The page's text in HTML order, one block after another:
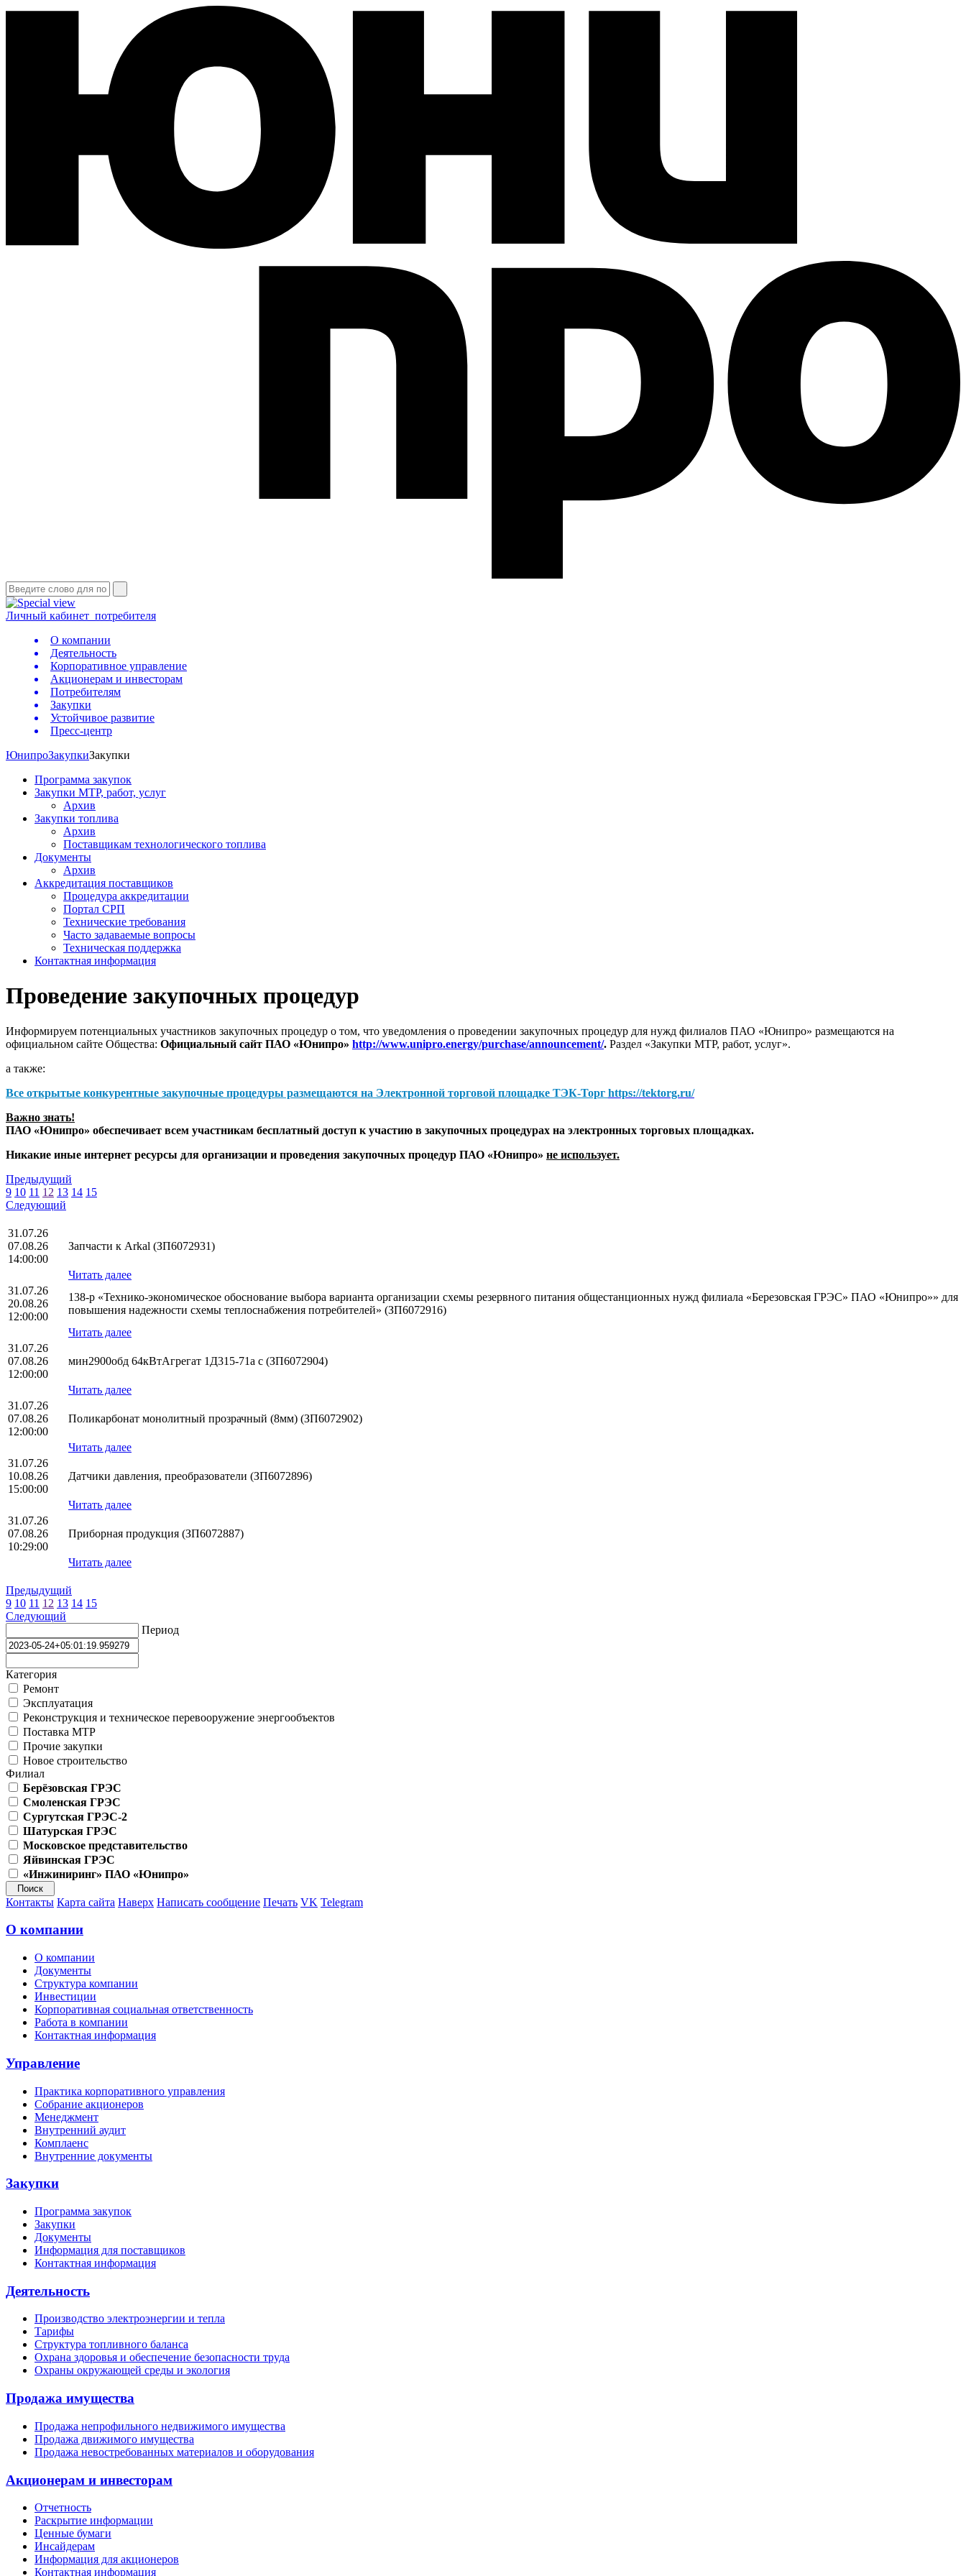
Личный кабинет потребителя
О компании
Деятельность
Корпоративное управление
Акционерам и инвесторам
Потребителям
Закупки
Устойчивое развитие
Пресс-центр
ЮнипроЗакупкиЗакупки
Программа закупок
Закупки МТР, работ, услуг
Архив
Закупки топлива
Архив
Поставщикам технологического топлива
Документы
Архив
Аккредитация поставщиков
Процедура аккредитации
Портал СРП
Технические требования
Часто задаваемые вопросы
Техническая поддержка
Контактная информация
Проведение закупочных процедур
Информируем потенциальных участников закупочных процедур о том, что уведомления о проведении закупочных процедур для нужд филиалов ПАО «Юнипро» размещаются на
официальном сайте Общества: Официальный сайт ПАО «Юнипро» http://www.unipro.energy/purchase/announcement/. Раздел «Закупки МТР, работ, услуг».
а также:
Все открытые конкурентные закупочные процедуры размещаются на Электронной торговой площадке ТЭК-Торг https://tektorg.ru/
Важно знать!
ПАО «Юнипро» обеспечивает всем участникам бесплатный доступ к участию в закупочных процедурах на электронных торговых площадках.
Никакие иные интернет ресурсы для организации и проведения закупочных процедур ПАО «Юнипро» не использует.
Предыдущий
9 10 11 12 13 14 15
Следующий
31.07.26
07.08.26
14:00:00
Запчасти к Arkal (ЗП6072931)
Читать далее
31.07.26
20.08.26
12:00:00
138-р «Технико-экономическое обоснование выбора варианта организации схемы резервного питания общестанционных нужд филиала «Березовская ГРЭС» ПАО «Юнипро»» для
повышения надежности схемы теплоснабжения потребителей» (ЗП6072916)
Читать далее
31.07.26
07.08.26
12:00:00
мин2900обд 64кВтАгрегат 1Д315-71а с (ЗП6072904)
Читать далее
31.07.26
07.08.26
12:00:00
Поликарбонат монолитный прозрачный (8мм) (ЗП6072902)
Читать далее
31.07.26
10.08.26
15:00:00
Датчики давления, преобразователи (ЗП6072896)
Читать далее
31.07.26
07.08.26
10:29:00
Приборная продукция (ЗП6072887)
Читать далее
Предыдущий
9 10 11 12 13 14 15
Следующий
Период
Категория
Ремонт
Эксплуатация
Реконструкция и техническое перевооружение энергообъектов
Поставка МТР
Прочие закупки
Новое строительство
Филиал
Берёзовская ГРЭС
Смоленская ГРЭС
Сургутская ГРЭС-2
Шатурская ГРЭС
Московское представительство
Яйвинская ГРЭС
«Инжиниринг» ПАО «Юнипро»
Контакты Карта сайта Наверх Написать сообщение Печать VK Telegram
О компании
О компании
Документы
Структура компании
Инвестиции
Корпоративная социальная ответственность
Работа в компании
Контактная информация
Управление
Практика корпоративного управления
Собрание акционеров
Менеджмент
Внутренний аудит
Комплаенс
Внутренние документы
Закупки
Программа закупок
Закупки
Документы
Информация для поставщиков
Контактная информация
Деятельность
Производство электроэнергии и тепла
Тарифы
Структура топливного баланса
Охрана здоровья и обеспечение безопасности труда
Охраны окружающей среды и экология
Продажа имущества
Продажа непрофильного недвижимого имущества
Продажа движимого имущества
Продажа невостребованных материалов и оборудования
Акционерам и инвесторам
Отчетность
Раскрытие информации
Ценные бумаги
Инсайдерам
Информация для акционеров
Контактная информация